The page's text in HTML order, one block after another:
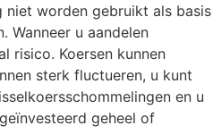
niet worden gebruikt als basis
Wanneer u aandelen
risico. Koersen kunnen
sterk fluctueren, u kunt
en u
geheel of